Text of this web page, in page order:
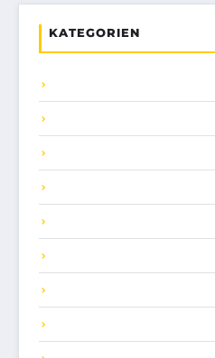
KATEGORIEN